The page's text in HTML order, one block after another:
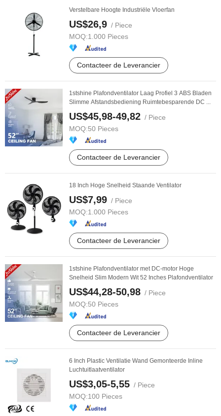
Verstelbare Hoogte Industriële Vloerfan
US$26,9 / Piece
MOQ:1.000 Pieces
Contacteer de Leverancier
1stshine Plafondventilator Laag Profiel 3 ABS Bladen
Slimme Afstandsbediening Ruimtebesparende DC ...
US$45,98-49,82 / Piece
MOQ:50 Pieces
Contacteer de Leverancier
18 Inch Hoge Snelheid Staande Ventilator
US$7,99 / Piece
MOQ:1.000 Pieces
Contacteer de Leverancier
1stshine Plafondventilator met DC-motor Hoge
Snelheid Slim Modern Wit 52 Inches Plafondventilator
US$44,28-50,98 / Piece
MOQ:50 Pieces
Contacteer de Leverancier
6 Inch Plastic Ventilatie Wand Gemonteerde Inline
Luchtuitlaatventilator
US$3,05-5,55 / Piece
MOQ:100 Pieces